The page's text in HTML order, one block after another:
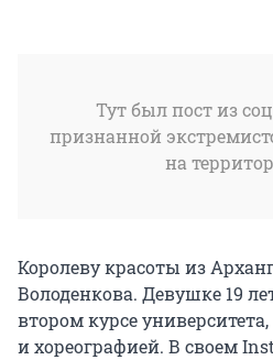
Тут был пост из
признанной
на
Королеву красоты из
Володенкова. Девушке 19
втором курсе
и хореографией. В своем